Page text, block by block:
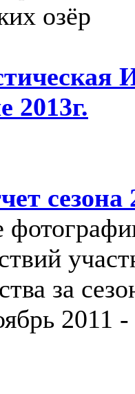
озёр
2013г.
сезона
за
2011